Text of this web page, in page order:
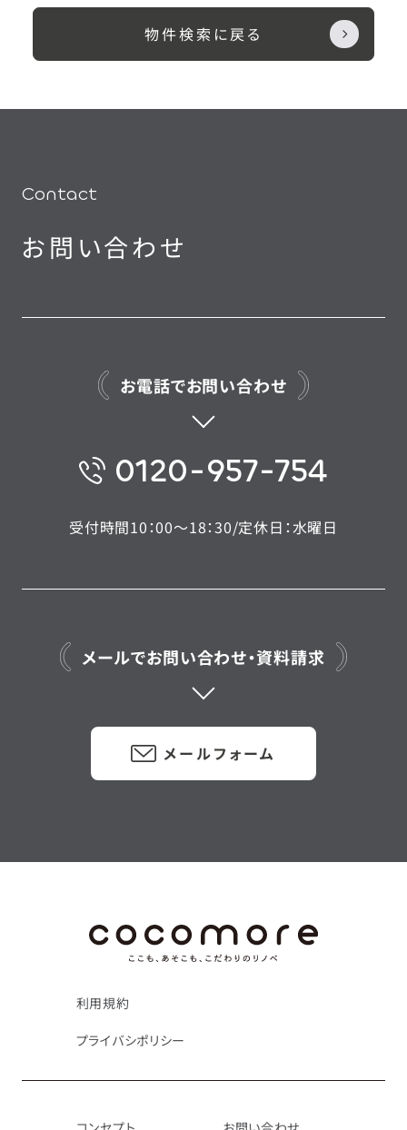
物件検索に戻る
Contact
お問い合わせ
お電話でお問い合わせ
0120-957-754
受付時間10：00〜18：30/定休日：水曜日
メールでお問い合わせ・資料請求
メールフォーム
利用規約
プライバシポリシー